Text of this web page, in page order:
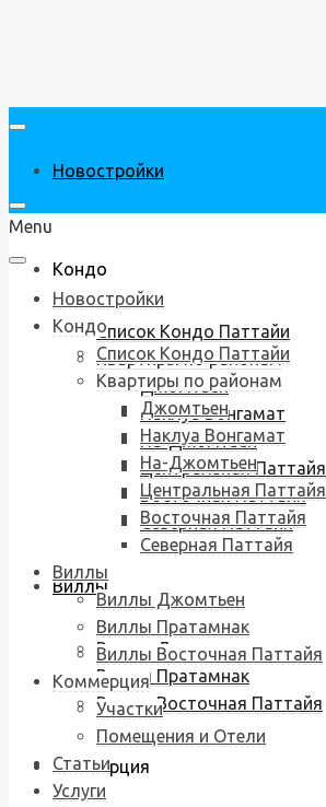
Новостройки
Кондо
Список Кондо Паттайи
Квартиры по районам
Джомтьен
Наклуа Вонгамат
На-Джомтьен
Центральная Паттайя
Восточная Паттайя
Северная Паттайя
Виллы
Виллы Джомтьен
Виллы Пратамнак
Виллы Восточная Паттайя
Коммерция
Menu
Новостройки
Кондо
Список Кондо Паттайи
Квартиры по районам
Джомтьен
Наклуа Вонгамат
На-Джомтьен
Центральная Паттайя
Восточная Паттайя
Северная Паттайя
Виллы
Виллы Джомтьен
Виллы Пратамнак
Виллы Восточная Паттайя
Коммерция
Участки
Помещения и Отели
Статьи
Услуги